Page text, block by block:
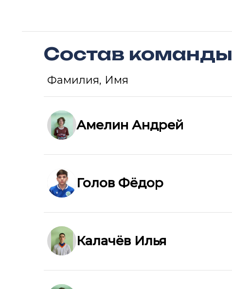
Состав команды
Фамилия, Имя
Амелин Андрей
Голов Фёдор
Калачёв Илья